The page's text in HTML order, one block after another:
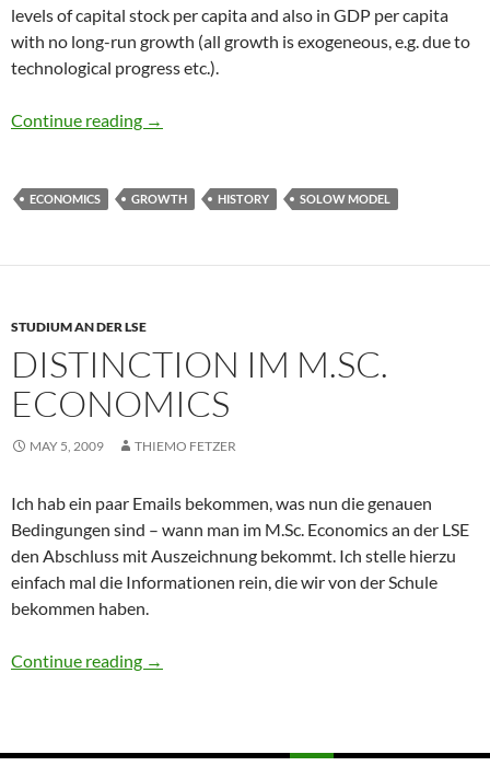
levels of capital stock per capita and also in GDP per capita
with no long-run growth (all growth is exogeneous, e.g. due to
technological progress etc.).
Continue reading History does not matter in Solow Models
→
ECONOMICS GROWTH HISTORY SOLOW MODEL
STUDIUM AN DER LSE
DISTINCTION IM M.SC.
ECONOMICS
MAY 5, 2009 THIEMO FETZER
Ich hab ein paar Emails bekommen, was nun die genauen
Bedingungen sind – wann man im M.Sc. Economics an der LSE
den Abschluss mit Auszeichnung bekommt. Ich stelle hierzu
einfach mal die Informationen rein, die wir von der Schule
bekommen haben.
Continue reading Distinction im M.Sc. Economics
→